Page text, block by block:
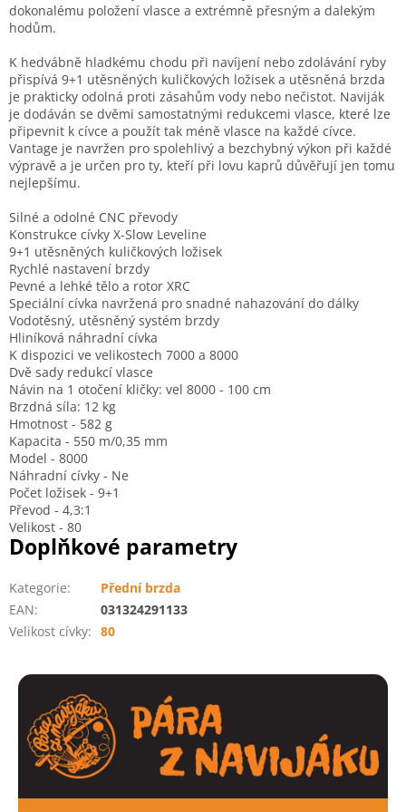
dokonalému položení vlasce a extrémně přesným a dalekým
hodům.
K hedvábně hladkému chodu při navíjení nebo zdolávání ryby
přispívá 9+1 utěsněných kuličkových ložisek a utěsněná brzda
je prakticky odolná proti zásahům vody nebo nečistot. Naviják
je dodáván se dvěmi samostatnými redukcemi vlasce, které lze
připevnit k cívce a použít tak méně vlasce na každé cívce.
Vantage je navržen pro spolehlivý a bezchybný výkon při každé
výpravě a je určen pro ty, kteří při lovu kaprů důvěřují jen tomu
nejlepšímu.
Silné a odolné CNC převody
Konstrukce cívky X-Slow Leveline
9+1 utěsněných kuličkových ložisek
Rychlé nastavení brzdy
Pevné a lehké tělo a rotor XRC
Speciální cívka navržená pro snadné nahazování do dálky
Vodotěsný, utěsněný systém brzdy
Hliníková náhradní cívka
K dispozici ve velikostech 7000 a 8000
Dvě sady redukcí vlasce
Návin na 1 otočení kličky: vel 8000 - 100 cm
Brzdná síla: 12 kg
Hmotnost - 582 g
Kapacita - 550 m/0,35 mm
Model - 8000
Náhradní cívky - Ne
Počet ložisek - 9+1
Převod - 4,3:1
Velikost - 80
Doplňkové parametry
Kategorie:
Přední brzda
EAN:
031324291133
Velikost cívky: 80